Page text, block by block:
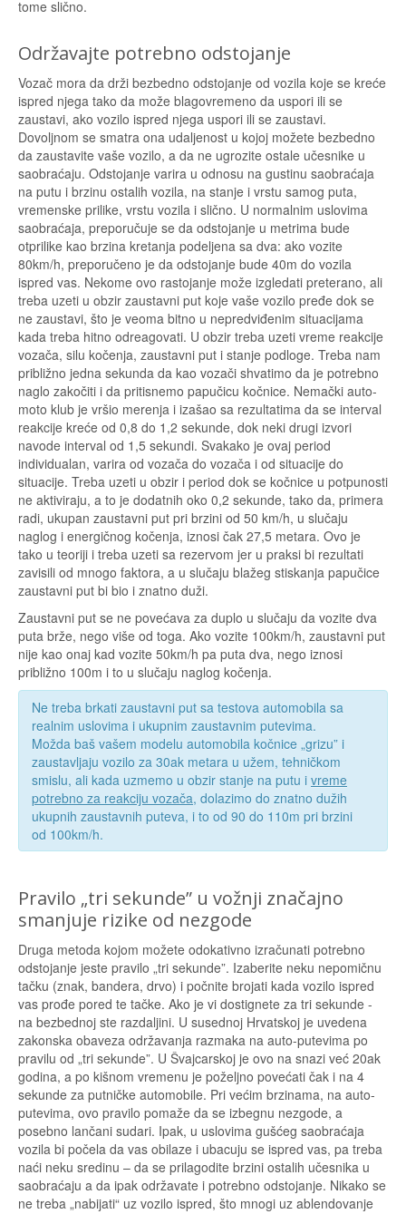
tome slično.
Održavajte potrebno odstojanje
Vozač mora da drži bezbedno odstojanje od vozila koje se kreće
ispred njega tako da može blagovremeno da uspori ili se
zaustavi, ako vozilo ispred njega uspori ili se zaustavi.
Dovoljnom se smatra ona udaljenost u kojoj možete bezbedno
da zaustavite vaše vozilo, a da ne ugrozite ostale učesnike u
saobraćaju. Odstojanje varira u odnosu na gustinu saobraćaja
na putu i brzinu ostalih vozila, na stanje i vrstu samog puta,
vremenske prilike, vrstu vozila i slično. U normalnim uslovima
saobraćaja, preporučuje se da odstojanje u metrima bude
otprilike kao brzina kretanja podeljena sa dva: ako vozite
80km/h, preporučeno je da odstojanje bude 40m do vozila
ispred vas. Nekome ovo rastojanje može izgledati preterano, ali
treba uzeti u obzir zaustavni put koje vaše vozilo pređe dok se
ne zaustavi, što je veoma bitno u nepredviđenim situacijama
kada treba hitno odreagovati. U obzir treba uzeti vreme reakcije
vozača, silu kočenja, zaustavni put i stanje podloge. Treba nam
približno jedna sekunda da kao vozači shvatimo da je potrebno
naglo zakočiti i da pritisnemo papučicu kočnice. Nemački auto-
moto klub je vršio merenja i izašao sa rezultatima da se interval
reakcije kreće od 0,8 do 1,2 sekunde, dok neki drugi izvori
navode interval od 1,5 sekundi. Svakako je ovaj period
individualan, varira od vozača do vozača i od situacije do
situacije. Treba uzeti u obzir i period dok se kočnice u potpunosti
ne aktiviraju, a to je dodatnih oko 0,2 sekunde, tako da, primera
radi, ukupan zaustavni put pri brzini od 50 km/h, u slučaju
naglog i energičnog kočenja, iznosi čak 27,5 metara. Ovo je
tako u teoriji i treba uzeti sa rezervom jer u praksi bi rezultati
zavisili od mnogo faktora, a u slučaju blažeg stiskanja papučice
zaustavni put bi bio i znatno duži.
Zaustavni put se ne povećava za duplo u slučaju da vozite dva
puta brže, nego više od toga. Ako vozite 100km/h, zaustavni put
nije kao onaj kad vozite 50km/h pa puta dva, nego iznosi
približno 100m i to u slučaju naglog kočenja.
Ne treba brkati zaustavni put sa testova automobila sa
realnim uslovima i ukupnim zaustavnim putevima.
Možda baš vašem modelu automobila kočnice „grizu” i
zaustavljaju vozilo za 30ak metara u užem, tehničkom
smislu, ali kada uzmemo u obzir stanje na putu i vreme
potrebno za reakciju vozača, dolazimo do znatno dužih
ukupnih zaustavnih puteva, i to od 90 do 110m pri brzini
od 100km/h.
Pravilo „tri sekunde” u vožnji značajno
smanjuje rizike od nezgode
Druga metoda kojom možete odokativno izračunati potrebno
odstojanje jeste pravilo „tri sekunde”. Izaberite neku nepomičnu
tačku (znak, bandera, drvo) i počnite brojati kada vozilo ispred
vas prođe pored te tačke. Ako je vi dostignete za tri sekunde -
na bezbednoj ste razdaljini. U susednoj Hrvatskoj je uvedena
zakonska obaveza održavanja razmaka na auto-putevima po
pravilu od „tri sekunde”. U Švajcarskoj je ovo na snazi već 20ak
godina, a po kišnom vremenu je poželjno povećati čak i na 4
sekunde za putničke automobile. Pri većim brzinama, na auto-
putevima, ovo pravilo pomaže da se izbegnu nezgode, a
posebno lančani sudari. Ipak, u uslovima gušćeg saobraćaja
vozila bi počela da vas obilaze i ubacuju se ispred vas, pa treba
naći neku sredinu – da se prilagodite brzini ostalih učesnika u
saobraćaju a da ipak održavate i potrebno odstojanje. Nikako se
ne treba „nabijati“ uz vozilo ispred, što mnogi uz ablendovanje